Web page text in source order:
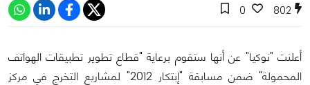
802
0
أعلنت "نوكيا" عن أنها ستقوم برعاية "قطاع تطوير تطبيقات الهواتف
المحمولة" ضمن مسابقة "إبتكار 2012" لمشاريع التخرج في مركز